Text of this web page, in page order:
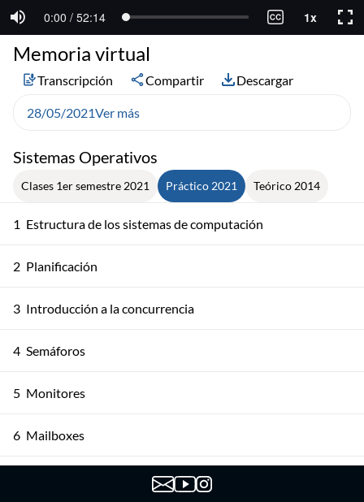
Sistemas Operativos
Clases 1er semestre 2021 Práctico 2021 Teórico 2014
1 Estructura de los sistemas de computación
2 Planificación
3 Introducción a la concurrencia
4 Semáforos
5 Monitores
6 Mailboxes
Memoria virtual
Transcripción Compartir Descargar
28/05/2021Ver más